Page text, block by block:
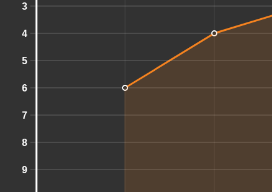
3
4
5
6
7
8
9